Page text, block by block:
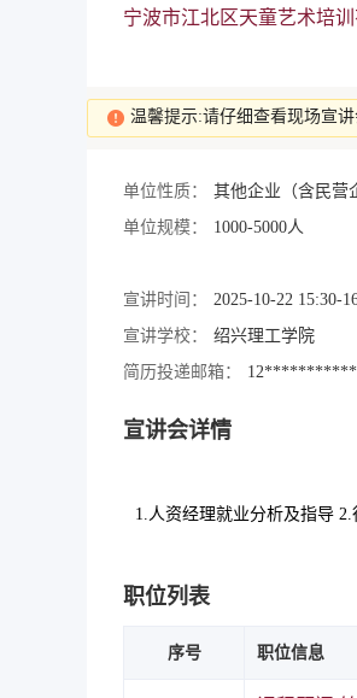
宁波市江北区天童艺术培训
温馨提示:请仔细查看现场宣
单位性质： 其他企业（含民营
单位规模：
1000-5000人
宣讲时间： 2025-10-22 15:30-
宣讲学校：
绍兴理工学院
简历投递邮箱：
宣讲会详情
1.人资经理就业分析及指导
职位列表
序号 职位信息